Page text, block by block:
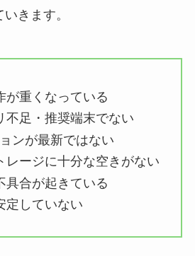
きます。
が重くなっている
不足・推奨端末でない
ンが最新ではない
レージに十分な空きがない
具合が起きている
定していない